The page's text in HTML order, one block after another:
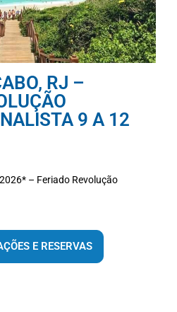
RJ –
9 A 12
– Feriado Revolução
E RESERVAS